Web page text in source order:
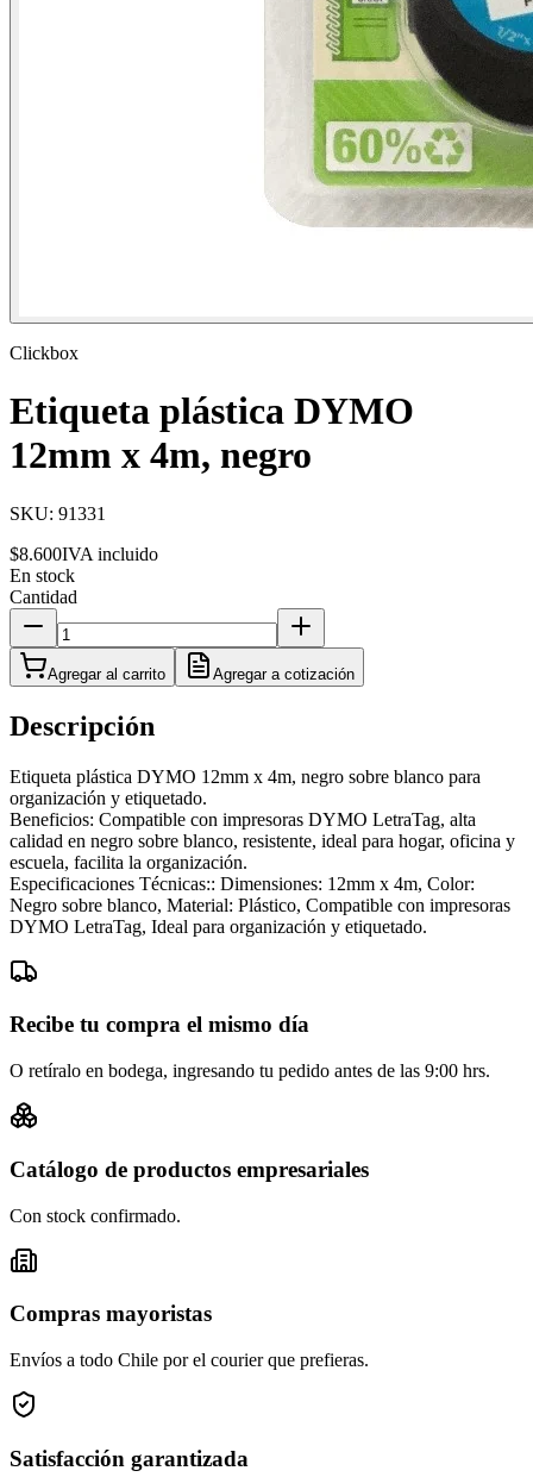
Clickbox
Etiqueta plástica DYMO
12mm x 4m, negro
SKU: 91331
$8.600IVA incluido
En stock
Cantidad
Agregar al carrito Agregar a cotización
Descripción
Etiqueta plástica DYMO 12mm x 4m, negro sobre blanco para
organización y etiquetado.
Beneficios: Compatible con impresoras DYMO LetraTag, alta
calidad en negro sobre blanco, resistente, ideal para hogar, oficina y
escuela, facilita la organización.
Especificaciones Técnicas:: Dimensiones: 12mm x 4m, Color:
Negro sobre blanco, Material: Plástico, Compatible con impresoras
DYMO LetraTag, Ideal para organización y etiquetado.
Recibe tu compra el mismo día
O retíralo en bodega, ingresando tu pedido antes de las 9:00 hrs.
Catálogo de productos empresariales
Con stock confirmado.
Compras mayoristas
Envíos a todo Chile por el courier que prefieras.
Satisfacción garantizada